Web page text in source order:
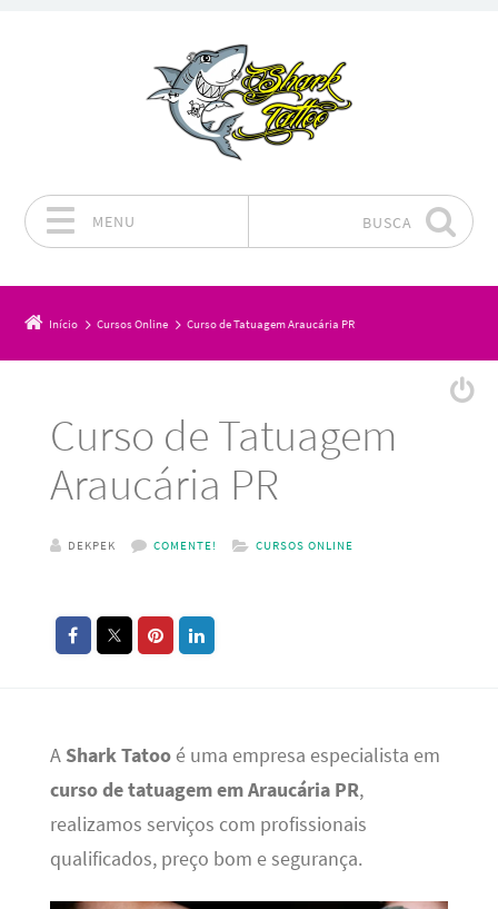
MENU BUSCA
Início Cursos Online Curso de Tatuagem Araucária PR
Curso de Tatuagem
Araucária PR
DEKPEK COMENTE! CURSOS ONLINE
A Shark Tatooé uma empresa especialista em
curso de tatuagem em Araucária PR,
realizamos serviços com profissionais
qualificados, preço bom e segurança.